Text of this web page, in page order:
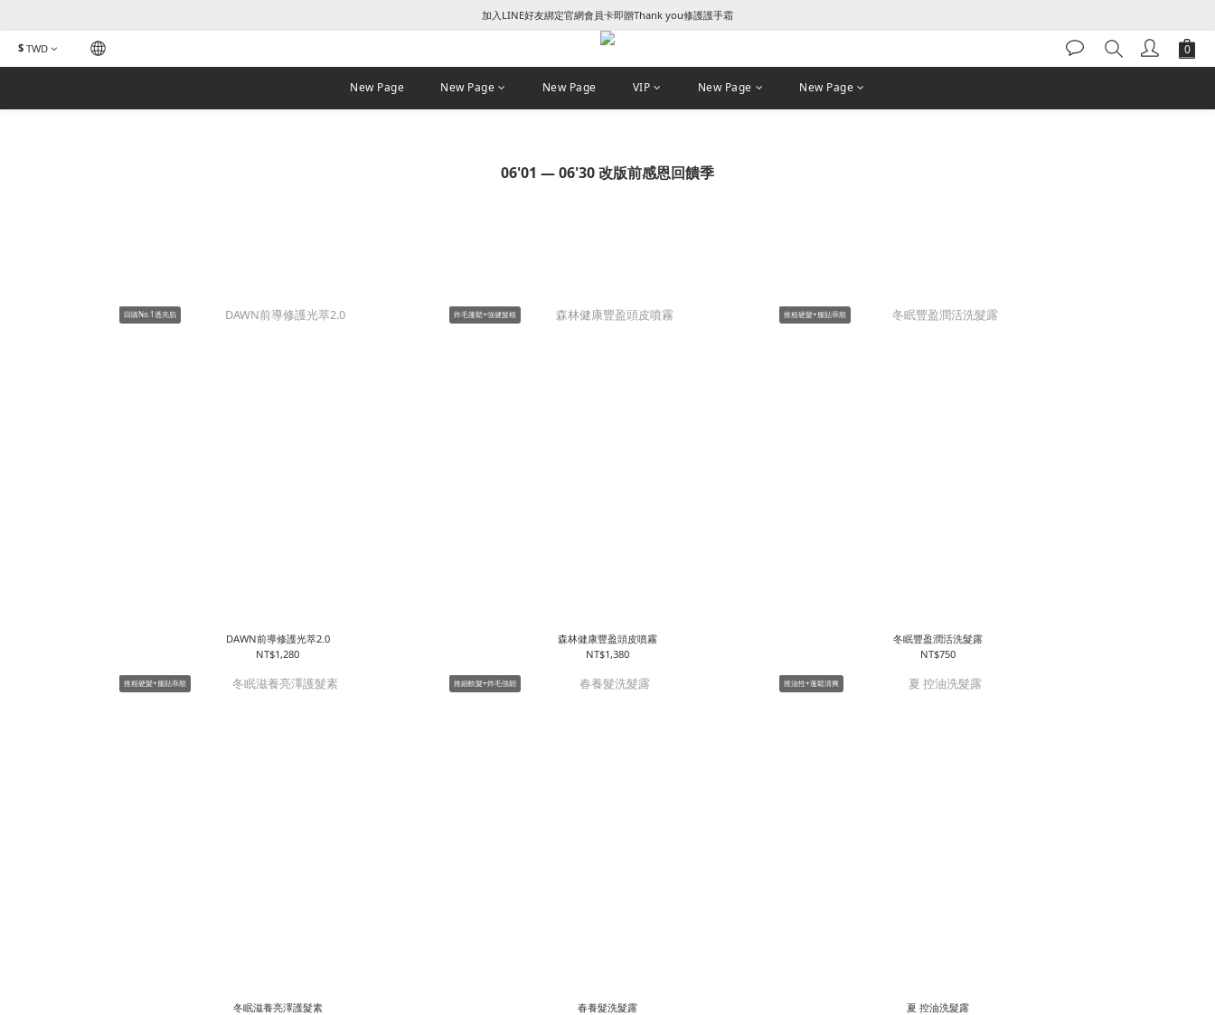
꒰ 新朋友加入會員及填寫生日享NT$50 + 生日禮金 ꒱
加入LINE好友綁定官網會員卡即贈Thank you修護護手霜
꒰ 新朋友加入會員及填寫生日享NT$50 + 生日禮金 ꒱
$ TWD
New Page New Page New Page VIP New Page New Page
06'01 — 06'30 改版前感恩回饋季
回購No.1透亮肌
DAWN前導修護光萃2.0
NT$1,280
炸毛蓬鬆+強健髮根
森林健康豐盈頭皮噴霧
NT$1,380
推粗硬髮+服貼乖順
冬眠豐盈潤活洗髮露
NT$750
推粗硬髮+服貼乖順
冬眠滋養亮澤護髮素
推細軟髮+炸毛強韌
春養髮洗髮露
推油性+蓬鬆清爽
夏 控油洗髮露